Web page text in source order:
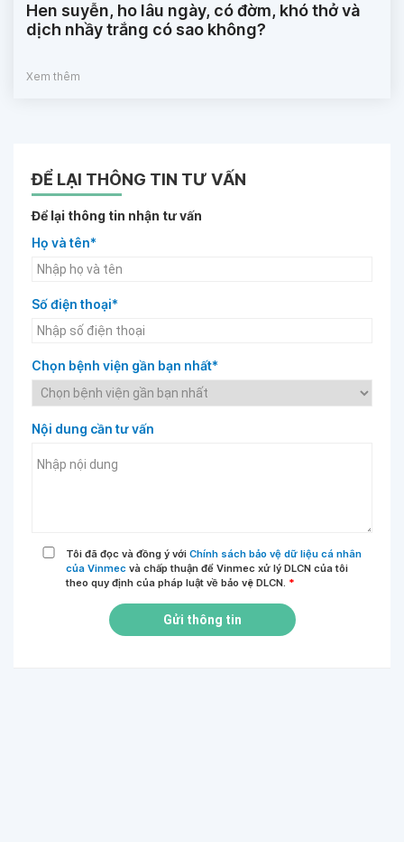
Hen suyễn, ho lâu ngày, có đờm, khó thở và
dịch nhầy trắng có sao không?
Xem thêm
ĐỂ LẠI THÔNG TIN TƯ VẤN
Để lại thông tin nhận tư vấn
Họ và tên*
Số điện thoại*
Chọn bệnh viện gần bạn nhất*
Nội dung cần tư vấn
Tôi đã đọc và đồng ý với Chính sách bảo vệ dữ liệu cá nhân
của Vinmec và chấp thuận để Vinmec xử lý DLCN của tôi
theo quy định của pháp luật về bảo vệ DLCN. *
Gửi thông tin